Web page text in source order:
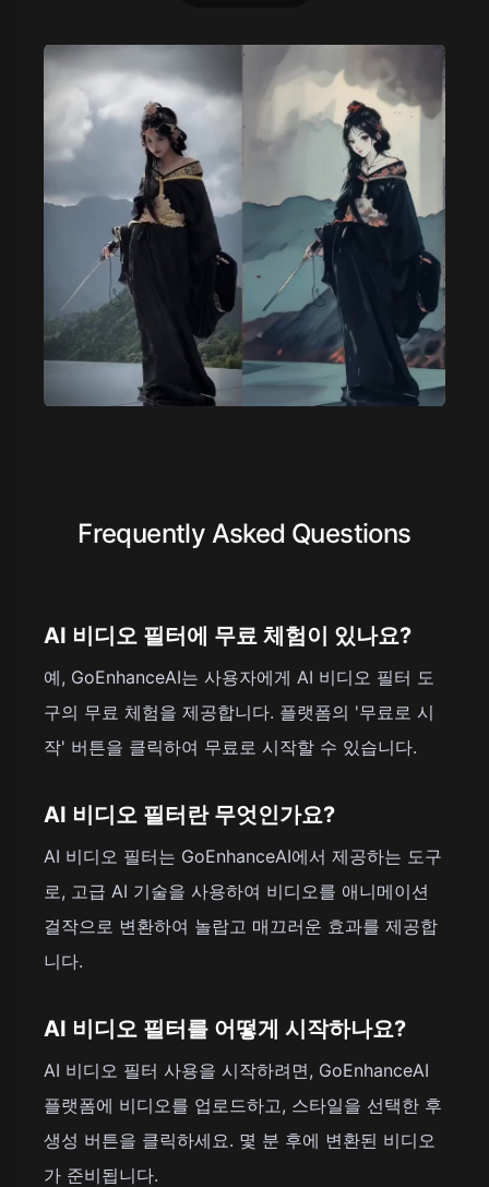
Frequently Asked Questions
AI 비디오 필터에 무료 체험이 있나요?
예, GoEnhanceAI는 사용자에게 AI 비디오 필터 도
구의 무료 체험을 제공합니다. 플랫폼의 '무료로 시
작' 버튼을 클릭하여 무료로 시작할 수 있습니다.
AI 비디오 필터란 무엇인가요?
AI 비디오 필터는 GoEnhanceAI에서 제공하는 도구
로, 고급 AI 기술을 사용하여 비디오를 애니메이션
걸작으로 변환하여 놀랍고 매끄러운 효과를 제공합
니다.
AI 비디오 필터를 어떻게 시작하나요?
AI 비디오 필터 사용을 시작하려면, GoEnhanceAI
플랫폼에 비디오를 업로드하고, 스타일을 선택한 후
생성 버튼을 클릭하세요. 몇 분 후에 변환된 비디오
가 준비됩니다.